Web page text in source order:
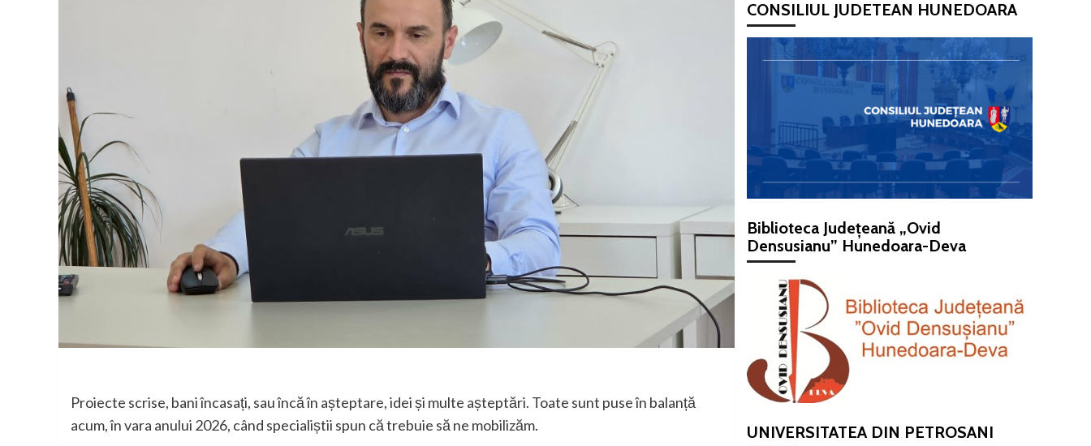
Proiecte scrise, bani încasați, sau încă în așteptare, idei și multe așteptări. Toate sunt puse în balanță
acum, în vara anului 2026, când specialiștii spun că trebuie să ne mobilizăm.
CONSILIUL JUDETEAN HUNEDOARA
Biblioteca Județeană „Ovid
Densusianu” Hunedoara-Deva
UNIVERSITATEA DIN PETROSANI